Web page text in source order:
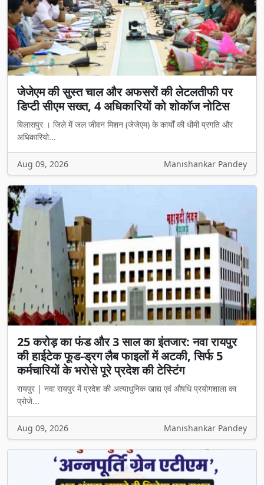
जेजेएम की सुस्त चाल और अफसरों की लेटलतीफी पर
डिप्टी सीएम सख्त, 4 अधिकारियों को शोकॉज नोटिस
बिलासपुर । जिले में जल जीवन मिशन (जेजेएम) के कार्यों की धीमी प्रगति और
अधिकारियो...
Aug 09, 2026 Manishankar Pandey
25 करोड़ का फंड और 3 साल का इंतजार: नवा रायपुर
की हाईटेक फूड-ड्रग लैब फाइलों में अटकी, सिर्फ 5
कर्मचारियों के भरोसे पूरे प्रदेश की टेस्टिंग
रायपुर | नवा रायपुर में प्रदेश की अत्याधुनिक खाद्य एवं औषधि प्रयोगशाला का
प्रोजे...
Aug 09, 2026 Manishankar Pandey